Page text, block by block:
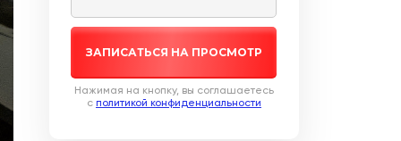
ЗАПИСАТЬСЯ НА ПРОСМОТР
Нажимая на кнопку, вы соглашаетесь
c политикой конфиденциальности